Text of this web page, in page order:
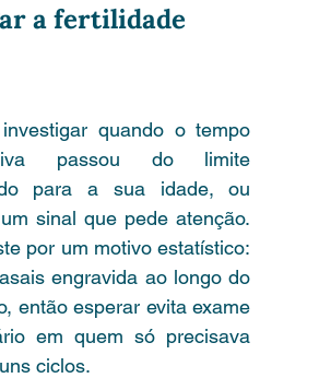
a fertilidade
quando o tempo
passou do limite
para a sua idade, ou
sinal que pede atenção.
por um motivo estatístico:
engravida ao longo do
então esperar evita exame
em quem só precisava
ciclos.